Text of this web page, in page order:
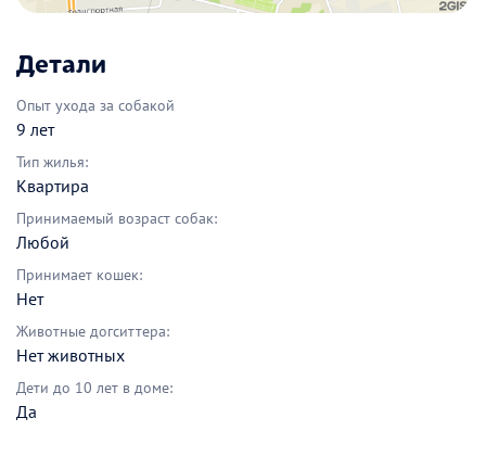
Детали
Опыт ухода за собакой
9 лет
Тип жилья:
Квартира
Принимаемый возраст собак:
Любой
Принимает кошек:
Нет
Животные догситтера:
Нет животных
Дети до 10 лет в доме:
Да